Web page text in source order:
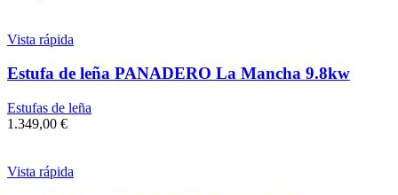
Vista rápida
Estufa de leña PANADERO La Mancha 9.8kw
Estufas de leña
1.349,00 €
Vista rápida